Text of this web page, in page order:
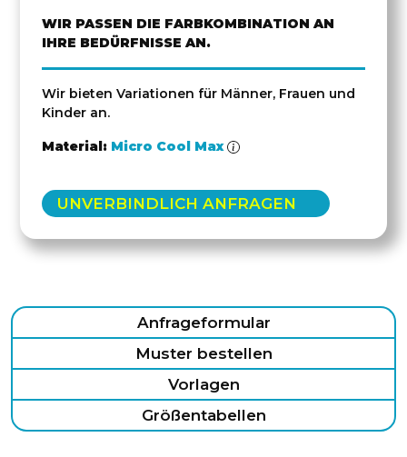
WIR PASSEN DIE FARBKOMBINATION AN
IHRE BEDÜRFNISSE AN.
Wir bieten Variationen für Männer, Frauen und
Kinder an.
Material: Micro Cool Max
UNVERBINDLICH ANFRAGEN
Anfrageformular
Muster bestellen
Vorlagen
Größentabellen